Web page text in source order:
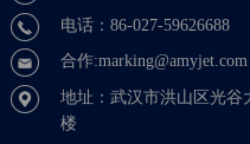
电话：86-027-59626688
合作:marking@amyjet.com
地址：武汉市洪山区光谷
楼